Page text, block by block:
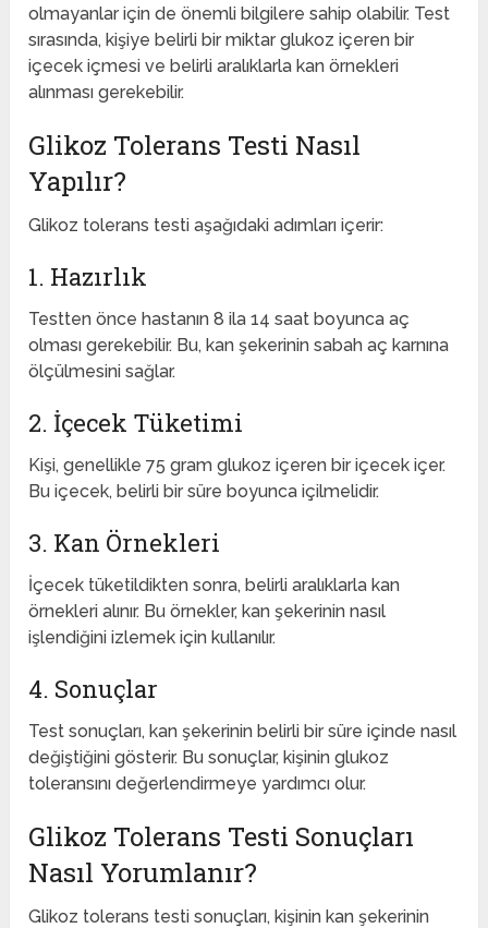
olmayanlar için de önemli bilgilere sahip olabilir. Test
sırasında, kişiye belirli bir miktar glukoz içeren bir
içecek içmesi ve belirli aralıklarla kan örnekleri
alınması gerekebilir.
Glikoz Tolerans Testi Nasıl
Yapılır?
Glikoz tolerans testi aşağıdaki adımları içerir:
1. Hazırlık
Testten önce hastanın 8 ila 14 saat boyunca aç
olması gerekebilir. Bu, kan şekerinin sabah aç karnına
ölçülmesini sağlar.
2. İçecek Tüketimi
Kişi, genellikle 75 gram glukoz içeren bir içecek içer.
Bu içecek, belirli bir süre boyunca içilmelidir.
3. Kan Örnekleri
İçecek tüketildikten sonra, belirli aralıklarla kan
örnekleri alınır. Bu örnekler, kan şekerinin nasıl
işlendiğini izlemek için kullanılır.
4. Sonuçlar
Test sonuçları, kan şekerinin belirli bir süre içinde nasıl
değiştiğini gösterir. Bu sonuçlar, kişinin glukoz
toleransını değerlendirmeye yardımcı olur.
Glikoz Tolerans Testi Sonuçları
Nasıl Yorumlanır?
Glikoz tolerans testi sonuçları, kişinin kan şekerinin